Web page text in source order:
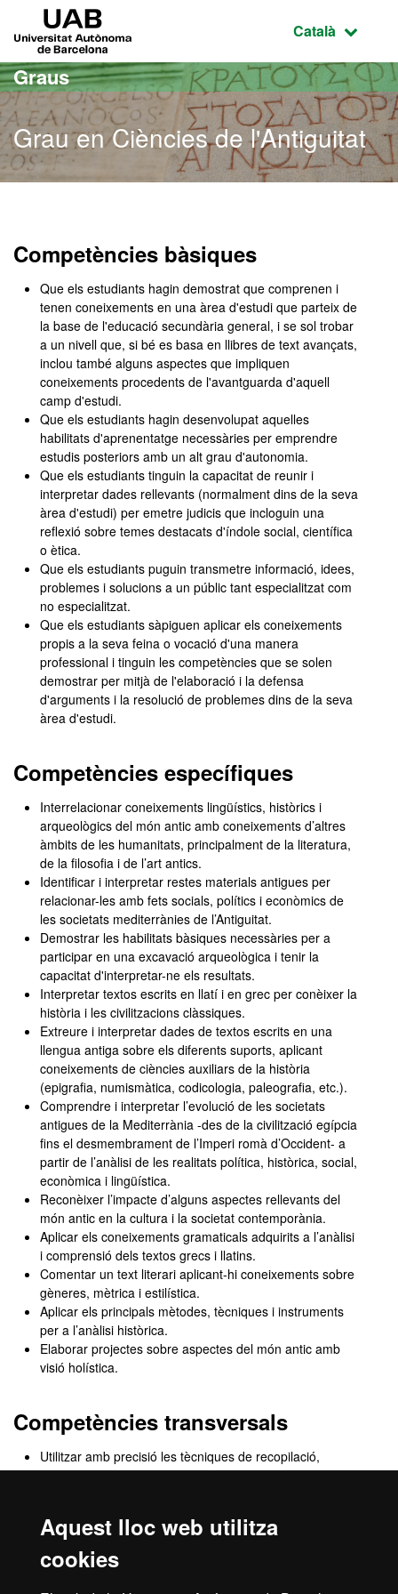
Aquest lloc web utilitza
cookies
Ves al contingut principal
Ves a la navegació de la pàgina
Idioma
Català
Graus
Grau en Ciències de l'Antiguitat
Competències bàsiques
Que els estudiants hagin demostrat que comprenen i
tenen coneixements en una àrea d'estudi que parteix de
la base de l'educació secundària general, i se sol trobar
a un nivell que, si bé es basa en llibres de text avançats,
inclou també alguns aspectes que impliquen
coneixements procedents de l'avantguarda d'aquell
camp d'estudi.
Que els estudiants hagin desenvolupat aquelles
habilitats d'aprenentatge necessàries per emprendre
estudis posteriors amb un alt grau d'autonomia.
Que els estudiants tinguin la capacitat de reunir i
interpretar dades rellevants (normalment dins de la seva
àrea d'estudi) per emetre judicis que incloguin una
reflexió sobre temes destacats d'índole social, científica
o ètica.
Que els estudiants puguin transmetre informació, idees,
problemes i solucions a un públic tant especialitzat com
no especialitzat.
Que els estudiants sàpiguen aplicar els coneixements
propis a la seva feina o vocació d'una manera
professional i tinguin les competències que se solen
demostrar per mitjà de l'elaboració i la defensa
d'arguments i la resolució de problemes dins de la seva
àrea d'estudi.
Competències específiques
Interrelacionar coneixements lingüístics, històrics i
arqueològics del món antic amb coneixements d’altres
àmbits de les humanitats, principalment de la literatura,
de la filosofia i de l’art antics.
Identificar i interpretar restes materials antigues per
relacionar-les amb fets socials, polítics i econòmics de
les societats mediterrànies de l’Antiguitat.
Demostrar les habilitats bàsiques necessàries per a
participar en una excavació arqueològica i tenir la
capacitat d'interpretar-ne els resultats.
Interpretar textos escrits en llatí i en grec per conèixer la
història i les civilitzacions clàssiques.
Extreure i interpretar dades de textos escrits en una
llengua antiga sobre els diferents suports, aplicant
coneixements de ciències auxiliars de la història
(epigrafia, numismàtica, codicologia, paleografia, etc.).
Comprendre i interpretar l’evolució de les societats
antigues de la Mediterrània -des de la civilització egípcia
fins el desmembrament de l’Imperi romà d’Occident- a
partir de l’anàlisi de les realitats política, històrica, social,
econòmica i lingüística.
Reconèixer l’impacte d’alguns aspectes rellevants del
món antic en la cultura i la societat contemporània.
Aplicar els coneixements gramaticals adquirits a l’anàlisi
i comprensió dels textos grecs i llatins.
Comentar un text literari aplicant-hi coneixements sobre
gèneres, mètrica i estilística.
Aplicar els principals mètodes, tècniques i instruments
per a l’anàlisi històrica.
Elaborar projectes sobre aspectes del món antic amb
visió holística.
Competències transversals
Utilitzar amb precisió les tècniques de recopilació,
organització, i ús de la informació i documentació
del món antic, fent especial atenció a les eines digitals.
Expressar-se oralment i per escrit en el llenguatge
específic de la història, de l’arqueologia i de la filologia,